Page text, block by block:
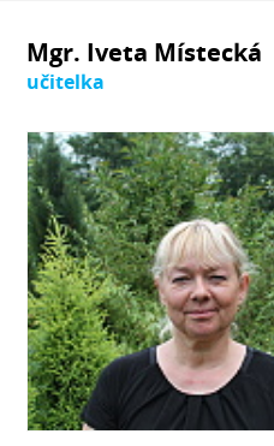
Mgr. Iveta Místecká
učitelka